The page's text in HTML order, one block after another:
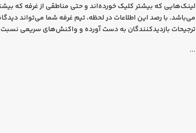
لینک‌هایی که بیشتر کلیک خورده‌اند و حتی مناطقی از غرفه که
می‌باشد. با رصد این اطلاعات در لحظه، تیم غرفه شما می‌تواند
ترجیحات بازدیدکنندگان به دست آورده و واکنش‌های سریعی
...